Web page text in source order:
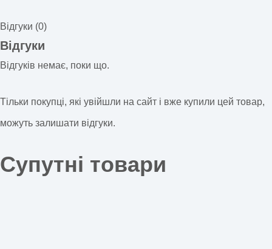
Відгуки (0)
Відгуки
Відгуків немає, поки що.
Тільки покупці, які увійшли на сайт і вже купили цей товар,
можуть залишати відгуки.
Супутні товари